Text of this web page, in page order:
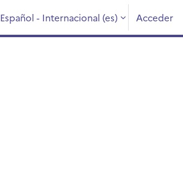
Español - Internacional ‎(es)‎ Acceder